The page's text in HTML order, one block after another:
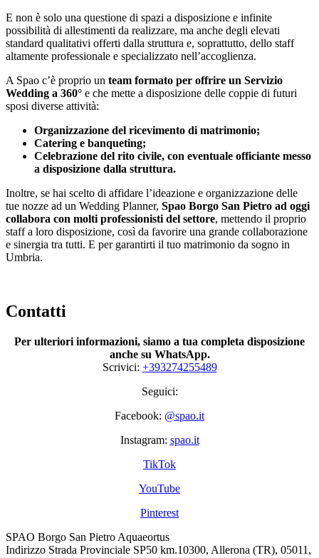
E non è solo una questione di spazi a disposizione e infinite
possibilità di allestimenti da realizzare, ma anche degli elevati
standard qualitativi offerti dalla struttura e, soprattutto, dello staff
altamente professionale e specializzato nell’accoglienza.
A Spao c’è proprio un team formato per offrire un Servizio
Wedding a 360° e che mette a disposizione delle coppie di futuri
sposi diverse attività:
Organizzazione del ricevimento di matrimonio;
Catering e banqueting;
Celebrazione del rito civile, con eventuale officiante messo
a disposizione dalla struttura.
Inoltre, se hai scelto di affidare l’ideazione e organizzazione delle
tue nozze ad un Wedding Planner, Spao Borgo San Pietro ad oggi
collabora con molti professionisti del settore, mettendo il proprio
staff a loro disposizione, così da favorire una grande collaborazione
e sinergia tra tutti. E per garantirti il tuo matrimonio da sogno in
Umbria.
Contatti
Per ulteriori informazioni, siamo a tua completa disposizione
anche su WhatsApp.
Scrivici: +393274255489
Seguici:
Facebook: @spao.it
Instagram: spao.it
TikTok
YouTube
Pinterest
SPAO Borgo San Pietro Aquaeortus
Indirizzo Strada Provinciale SP50 km.10300, Allerona (TR), 05011,